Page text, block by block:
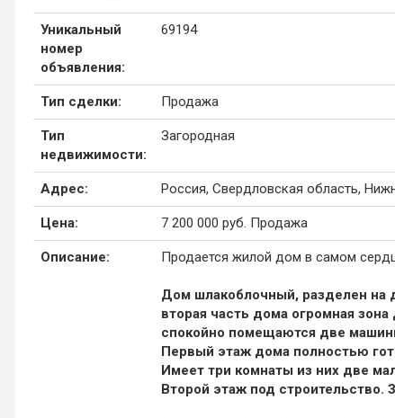
Уникальный
номер
объявления:
69194
Тип сделки: Продажа
Тип
недвижимости:
Загородная
Адрес: Россия, Свердловская область,
Цена: 7 200 000 руб. Продажа
Описание: Продается жилой дом в самом
Дом шлакоблочный, разделен на
вторая часть дома огромная
спокойно помещаются две
Первый этаж дома полностью
Имеет три комнаты из них две
Второй этаж под строительство.